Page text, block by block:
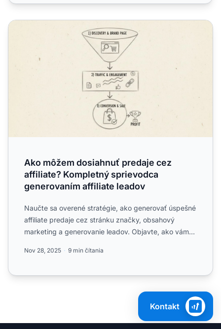
Ako môžem dosiahnuť predaje cez affiliate? Kompletný
Ako môžem dosiahnuť predaje cez
affiliate? Kompletný sprievodca
generovaním affiliate leadov
Naučte sa overené stratégie, ako generovať úspešné
affiliate predaje cez stránku značky, obsahový
marketing a generovanie leadov. Objavte, ako vám
Nov 28, 2025 9 min čítania
Kontakt